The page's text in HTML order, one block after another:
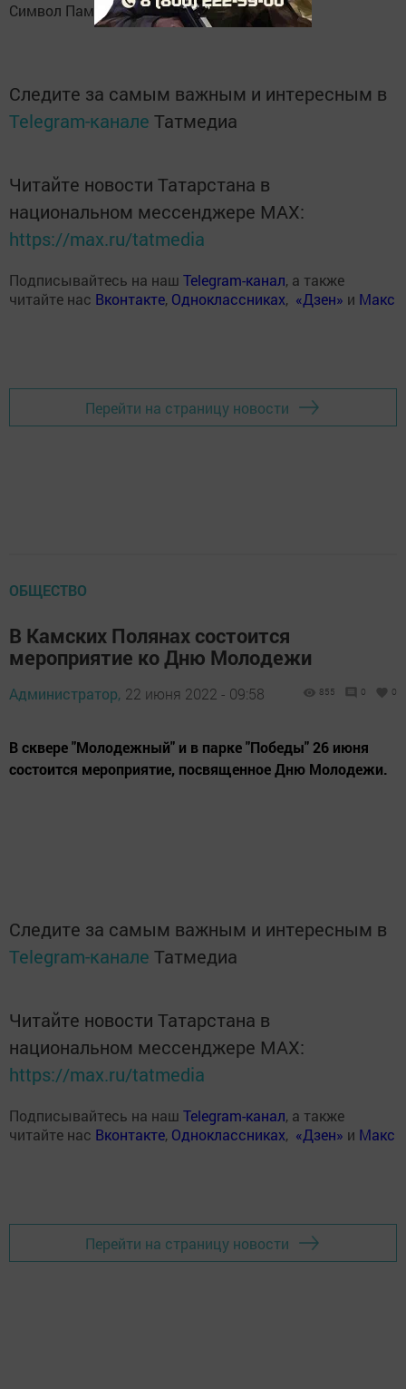
Символ Памяти человеческой!
Следите за самым важным и интересным в
Telegram-канале Татмедиа
Читайте новости Татарстана в
национальном мессенджере MАХ:
https://max.ru/tatmedia
Подписывайтесь на наш Telegram-канал, а также
читайте нас Вконтакте, Одноклассниках, «Дзен» и Макс
Перейти на страницу новости
ОБЩЕСТВО
В Камских Полянах состоится
мероприятие ко Дню Молодежи
Администратор, 22 июня 2022 - 09:58 855 0 0
В сквере "Молодежный" и в парке "Победы" 26 июня
состоится мероприятие, посвященное Дню Молодежи.
Следите за самым важным и интересным в
Telegram-канале Татмедиа
Читайте новости Татарстана в
национальном мессенджере MАХ:
https://max.ru/tatmedia
Подписывайтесь на наш Telegram-канал, а также
читайте нас Вконтакте, Одноклассниках, «Дзен» и Макс
Перейти на страницу новости